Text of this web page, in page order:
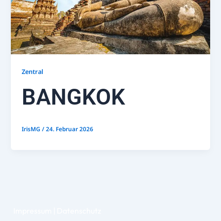
Zentral
BANGKOK
IrisMG/24. Februar 2026